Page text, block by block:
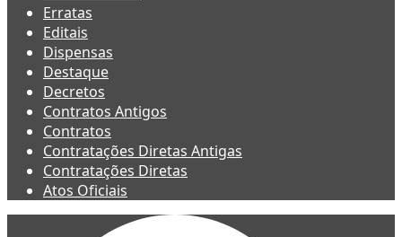
Erratas
Editais
Dispensas
Destaque
Decretos
Contratos Antigos
Contratos
Contratações Diretas Antigas
Contratações Diretas
Atos Oficiais